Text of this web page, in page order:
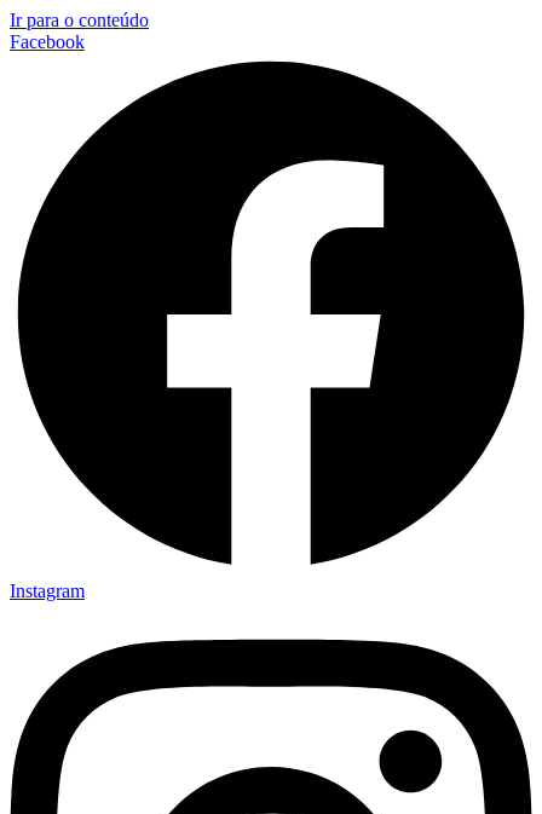
Ir para o conteúdo
Facebook
Instagram